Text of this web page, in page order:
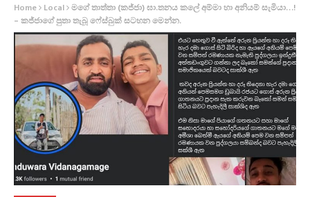
Home Local මගේ තාත්තා (කජ්ජා) ඝා.තනය කලේ අම්මා හා අනියම් සැමියා…!
– කජ්ජාගේ පුතා තැබූ ෆේස්බුක් සටහන මෙන්න.